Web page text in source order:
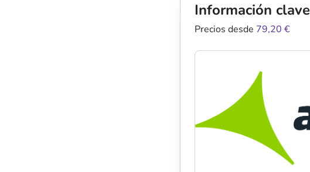
Información clave
Precios desde 79,20 €